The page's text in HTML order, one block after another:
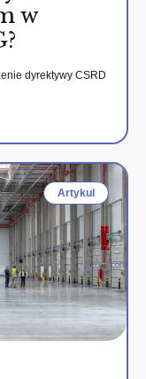
w
dyrektywy CSRD
Artykul